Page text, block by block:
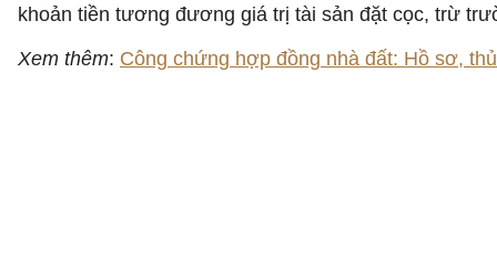
khoản tiền tương đương giá trị tài sản đặt cọc, trừ
Xem thêm: Công chứng hợp đồng nhà đất: Hồ sơ,